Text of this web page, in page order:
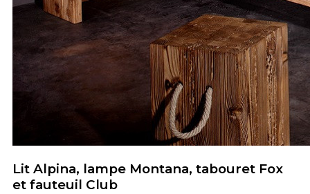
Lit Alpina, lampe Montana, tabouret Fox
et fauteuil Club